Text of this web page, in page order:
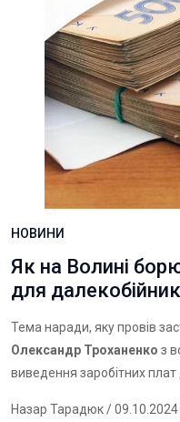
НОВИНИ
Як на Волині
для
Тема наради, яку провів
Олександр Троханенко з
виведення заробітних плат
Назар Тарадюк/ 09.10.2024